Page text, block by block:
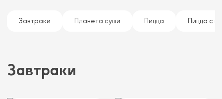
Завтраки Планета суши Пицца Пицца с
Завтраки